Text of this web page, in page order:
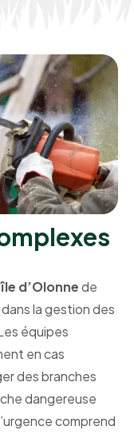
d’Olonnede
la gestion des
équipes
en cas
des branches
dangereuse
comprend